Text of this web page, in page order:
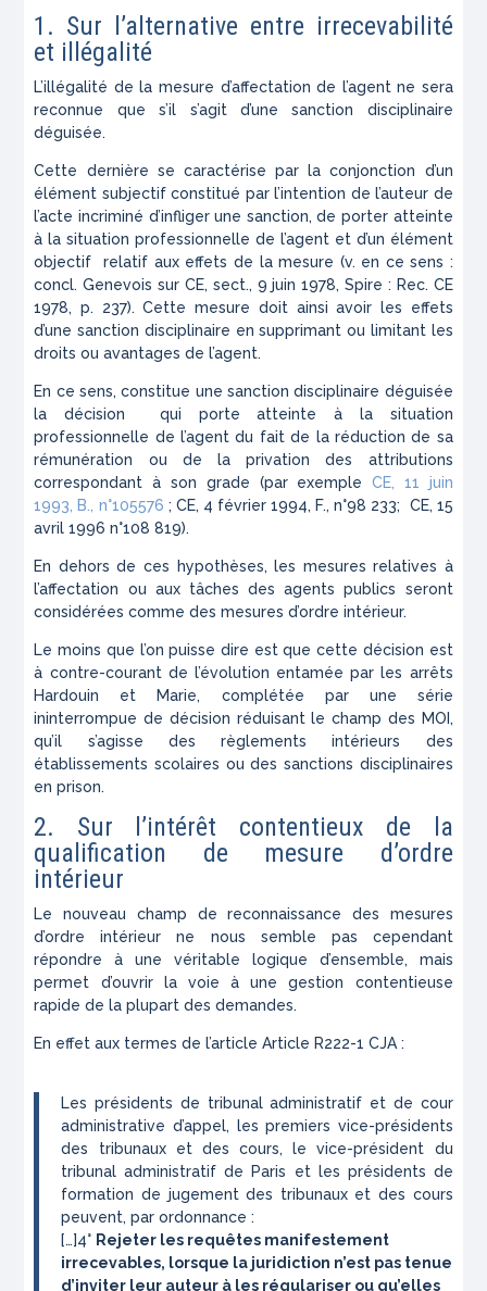
1. Sur l’alternative entre irrecevabilité
et illégalité
L’illégalité de la mesure d’affectation de l’agent ne sera
reconnue que s’il s’agit d’une sanction disciplinaire
déguisée.
Cette dernière se caractérise par la conjonction d’un
élément subjectif constitué par l’intention de l’auteur de
l’acte incriminé d’infliger une sanction, de porter atteinte
à la situation professionnelle de l’agent et d’un élément
objectif relatif aux effets de la mesure (v. en ce sens :
concl. Genevois sur CE, sect., 9 juin 1978, Spire : Rec. CE
1978, p. 237). Cette mesure doit ainsi avoir les effets
d’une sanction disciplinaire en supprimant ou limitant les
droits ou avantages de l’agent.
En ce sens, constitue une sanction disciplinaire déguisée
la décision qui porte atteinte à la situation
professionnelle de l’agent du fait de la réduction de sa
rémunération ou de la privation des attributions
correspondant à son grade (par exempleCE, 11 juin
1993, B., n°105576 ; CE, 4 février 1994, F., n°98 233; CE, 15
avril 1996 n°108 819).
En dehors de ces hypothèses, les mesures relatives à
l’affectation ou aux tâches des agents publics seront
considérées comme des mesures d’ordre intérieur.
Le moins que l’on puisse dire est que cette décision est
à contre-courant de l’évolution entamée par les arrêts
Hardouin et Marie, complétée par une série
ininterrompue de décision réduisant le champ des MOI,
qu’il s’agisse des règlements intérieurs des
établissements scolaires ou des sanctions disciplinaires
en prison.
2. Sur l’intérêt contentieux de la
qualification de mesure d’ordre
intérieur
Le nouveau champ de reconnaissance des mesures
d’ordre intérieur ne nous semble pas cependant
répondre à une véritable logique d’ensemble, mais
permet d’ouvrir la voie à une gestion contentieuse
rapide de la plupart des demandes.
En effet aux termes de l’article Article R222-1 CJA :
Les présidents de tribunal administratif et de cour
administrative d’appel, les premiers vice-présidents
des tribunaux et des cours, le vice-président du
tribunal administratif de Paris et les présidents de
formation de jugement des tribunaux et des cours
peuvent, par ordonnance :
[…]4° Rejeter les requêtes manifestement
irrecevables, lorsque la juridiction n’est pas tenue
d’inviter leur auteur à les régulariser ou qu’elles